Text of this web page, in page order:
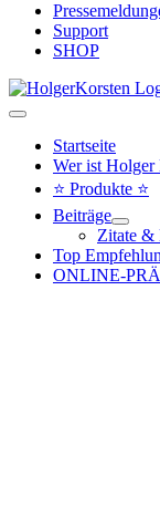
Support
SHOP
Hauptmenü
Startseite
Wer ist Holger
⭐ Produkte ⭐
Beiträge
Zitate &
Top
ONLINE-